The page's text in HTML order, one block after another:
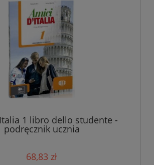
1 libro dello studente -
podręcznik ucznia
68,83 zł